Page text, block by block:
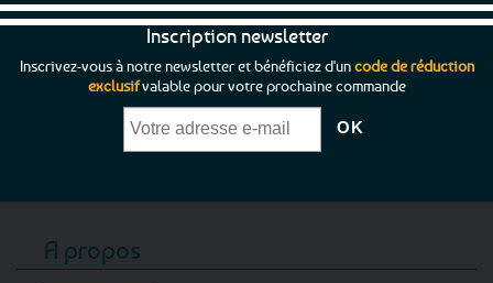
Inscription newsletter
Inscrivez-vous à notre newsletter et bénéficiez d'uncode de réduction
exclusifvalable pour votre prochaine commande
A propos